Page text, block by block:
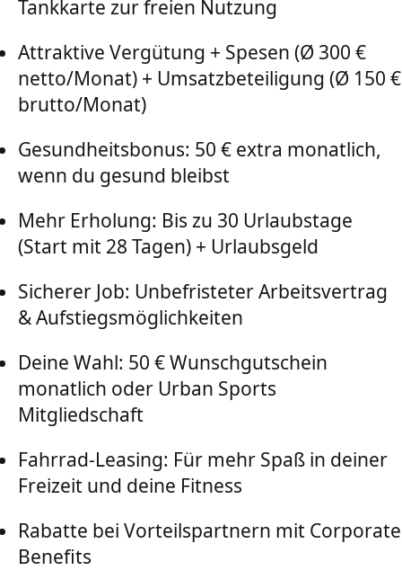
Tankkarte zur freien Nutzung
Attraktive Vergütung + Spesen (Ø 300 €
netto/Monat) + Umsatzbeteiligung (Ø 150 €
brutto/Monat)
Gesundheitsbonus: 50 € extra monatlich,
wenn du gesund bleibst
Mehr Erholung: Bis zu 30 Urlaubstage
(Start mit 28 Tagen) + Urlaubsgeld
Sicherer Job: Unbefristeter Arbeitsvertrag
& Aufstiegsmöglichkeiten
Deine Wahl: 50 € Wunschgutschein
monatlich oder Urban Sports
Mitgliedschaft
Fahrrad-Leasing: Für mehr Spaß in deiner
Freizeit und deine Fitness
Rabatte bei Vorteilspartnern mit Corporate
Benefits